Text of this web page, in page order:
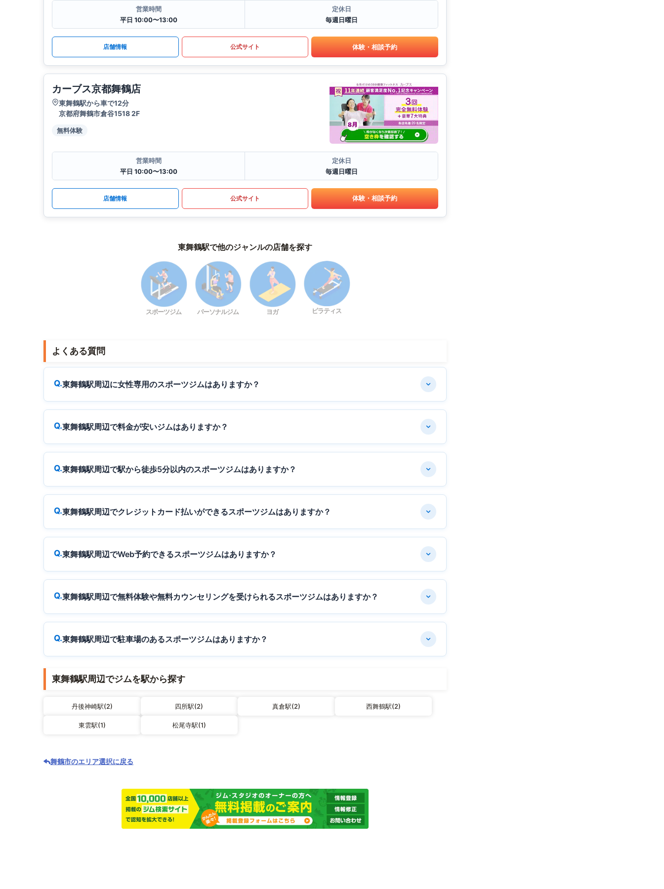
営業時間
平日 10:00〜13:00
定休日
毎週日曜日
店舗情報 公式サイト 体験・相談予約
カーブス京都舞鶴店
東舞鶴駅から車で12分
京都府舞鶴市倉谷1518 2F
無料体験
営業時間
平日 10:00〜13:00
定休日
毎週日曜日
店舗情報 公式サイト 体験・相談予約
東舞鶴駅で他のジャンルの店舗を探す
スポーツジム パーソナルジム ヨガ ピラティス
よくある質問
東舞鶴駅周辺に女性専用のスポーツジムはありますか？
東舞鶴駅周辺で料金が安いジムはありますか？
東舞鶴駅周辺で駅から徒歩5分以内のスポーツジムはありますか？
東舞鶴駅周辺でクレジットカード払いができるスポーツジムはありますか？
東舞鶴駅周辺でWeb予約できるスポーツジムはありますか？
東舞鶴駅周辺で無料体験や無料カウンセリングを受けられるスポーツジムはありますか？
東舞鶴駅周辺で駐車場のあるスポーツジムはありますか？
東舞鶴駅周辺でジムを駅から探す
丹後神崎駅(2) 四所駅(2) 真倉駅(2) 西舞鶴駅(2)
東雲駅(1) 松尾寺駅(1)
舞鶴市のエリア選択に戻る